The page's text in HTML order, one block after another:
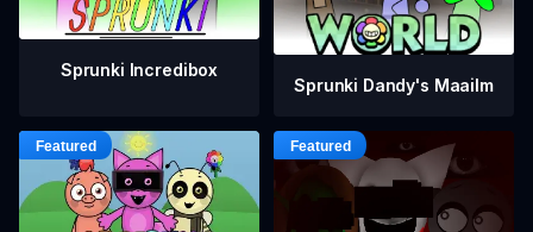
Sprunki Incredibox
Sprunki Dandy's Maailm